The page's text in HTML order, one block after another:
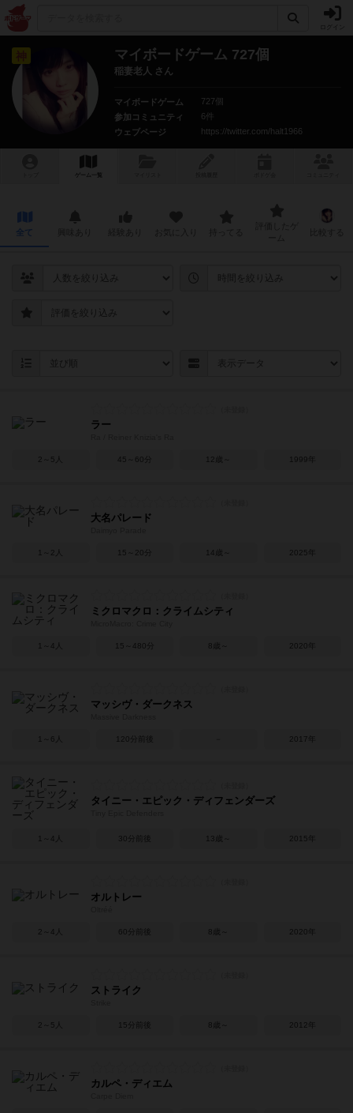
神 マイボードゲーム 727個
稲妻老人 さん
マイボードゲーム
727個
参加コミュニティ
6件
ウェブページ
https://twitter.com/halt1966
ゲーム一覧
全て
ラー
2～5人 45～60分 12歳～ 1999年
大名パレード
1～2人 15～20分 14歳～ 2025年
ミクロマクロ：クライムシティ
1～4人 15～480分 8歳～ 2020年
マッシヴ・ダークネス
1～6人 120分前後 2017年
タイニー・エピック・ディフェンダーズ
1～4人 30分前後 13歳～ 2015年
オルトレー
2～4人 60分前後 8歳～ 2020年
ストライク
2～5人 15分前後 8歳～ 2012年
カルペ・ディエム